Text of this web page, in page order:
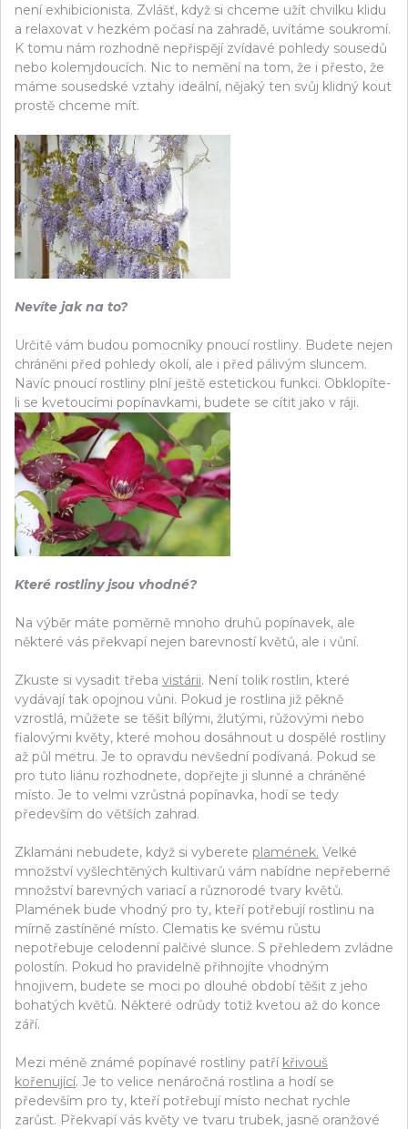
není exhibicionista. Zvlášť, když si chceme užít chvilku klidu
a relaxovat v hezkém počasí na zahradě, uvítáme soukromí.
K tomu nám rozhodně nepřispějí zvídavé pohledy sousedů
nebo kolemjdoucích. Nic to nemění na tom, že i přesto, že
máme sousedské vztahy ideální, nějaký ten svůj klidný kout
prostě chceme mít.
Nevíte jak na to?
Určitě vám budou pomocníky pnoucí rostliny. Budete nejen
chráněni před pohledy okolí, ale i před pálivým sluncem.
Navíc pnoucí rostliny plní ještě estetickou funkci. Obklopíte-
li se kvetoucími popínavkami, budete se cítit jako v ráji.
Které rostliny jsou vhodné?
Na výběr máte poměrně mnoho druhů popínavek, ale
některé vás překvapí nejen barevností květů, ale i vůní.
Zkuste si vysadit třeba vistárii. Není tolik rostlin, které
vydávají tak opojnou vůni. Pokud je rostlina již pěkně
vzrostlá, můžete se těšit bílými, žlutými, růžovými nebo
fialovými květy, které mohou dosáhnout u dospělé rostliny
až půl metru. Je to opravdu nevšední podívaná. Pokud se
pro tuto liánu rozhodnete, dopřejte ji slunné a chráněné
místo. Je to velmi vzrůstná popínavka, hodí se tedy
především do větších zahrad.
Zklamáni nebudete, když si vyberete plamének. Velké
množství vyšlechtěných kultivarů vám nabídne nepřeberné
množství barevných variací a různorodé tvary květů.
Plamének bude vhodný pro ty, kteří potřebují rostlinu na
mírně zastíněné místo. Clematis ke svému růstu
nepotřebuje celodenní palčivé slunce. S přehledem zvládne
polostín. Pokud ho pravidelně přihnojíte vhodným
hnojivem, budete se moci po dlouhé období těšit z jeho
bohatých květů. Některé odrůdy totiž kvetou až do konce
září.
Mezi méně známé popínavé rostliny patří křivouš
kořenující. Je to velice nenáročná rostlina a hodí se
především pro ty, kteří potřebují místo nechat rychle
zarůst. Překvapí vás květy ve tvaru trubek, jasně oranžové